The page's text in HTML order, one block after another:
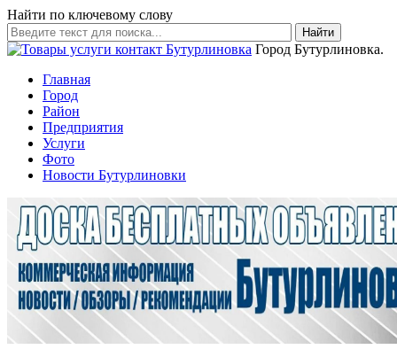
Найти по ключевому слову
Найти
Город Бутурлиновка.
Главная
Город
Район
Предприятия
Услуги
Фото
Новости Бутурлиновки